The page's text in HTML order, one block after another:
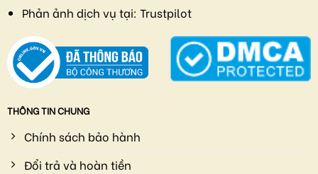
Phản ảnh dịch vụ tại: Trustpilot
THÔNG TIN CHUNG
Chính sách bảo hành
Đổi trả và hoàn tiền